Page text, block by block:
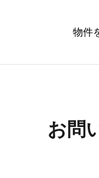
物件
お問